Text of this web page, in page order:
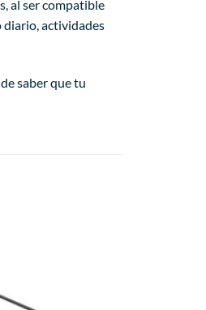
al ser compatible
diario, actividades
saber que tu